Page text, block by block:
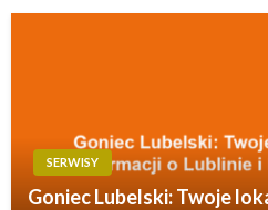
SERWISY
Goniec Lubelski: Twoje